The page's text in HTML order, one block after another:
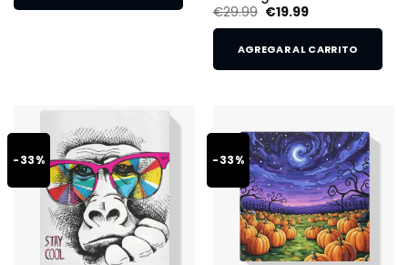
€29.99 €19.99
AGREGAR AL CARRITO
-33% -33%